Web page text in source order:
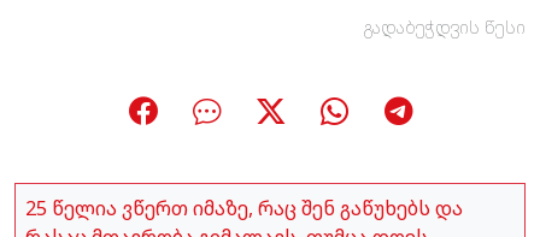
გადაბეჭდვის წესი
25 წელია ვწერთ იმაზე, რაც შენ გაწუხებს და